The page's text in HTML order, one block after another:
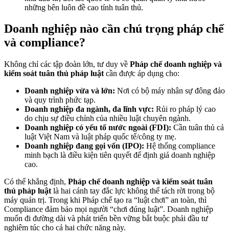
những bên luôn đề cao tính tuân thủ.
Doanh nghiệp nào cần chú trọng pháp chế
và compliance?
Không chỉ các tập đoàn lớn, tư duy về Pháp chế doanh nghiệp và
kiểm soát tuân thủ pháp luật cần được áp dụng cho:
Doanh nghiệp vừa và lớn: Nơi có bộ máy nhân sự đông đảo
và quy trình phức tạp.
Doanh nghiệp đa ngành, đa lĩnh vực: Rủi ro pháp lý cao
do chịu sự điều chỉnh của nhiều luật chuyên ngành.
Doanh nghiệp có yếu tố nước ngoài (FDI): Cần tuân thủ cả
luật Việt Nam và luật pháp quốc tế/công ty mẹ.
Doanh nghiệp đang gọi vốn (IPO): Hệ thống compliance
minh bạch là điều kiện tiên quyết để định giá doanh nghiệp
cao.
Có thể khẳng định, Pháp chế doanh nghiệp và kiểm soát tuân
thủ pháp luật là hai cánh tay đắc lực không thể tách rời trong bộ
máy quản trị. Trong khi Pháp chế tạo ra “luật chơi” an toàn, thì
Compliance đảm bảo mọi người “chơi đúng luật”. Doanh nghiệp
muốn đi đường dài và phát triển bền vững bắt buộc phải đầu tư
nghiêm túc cho cả hai chức năng này.